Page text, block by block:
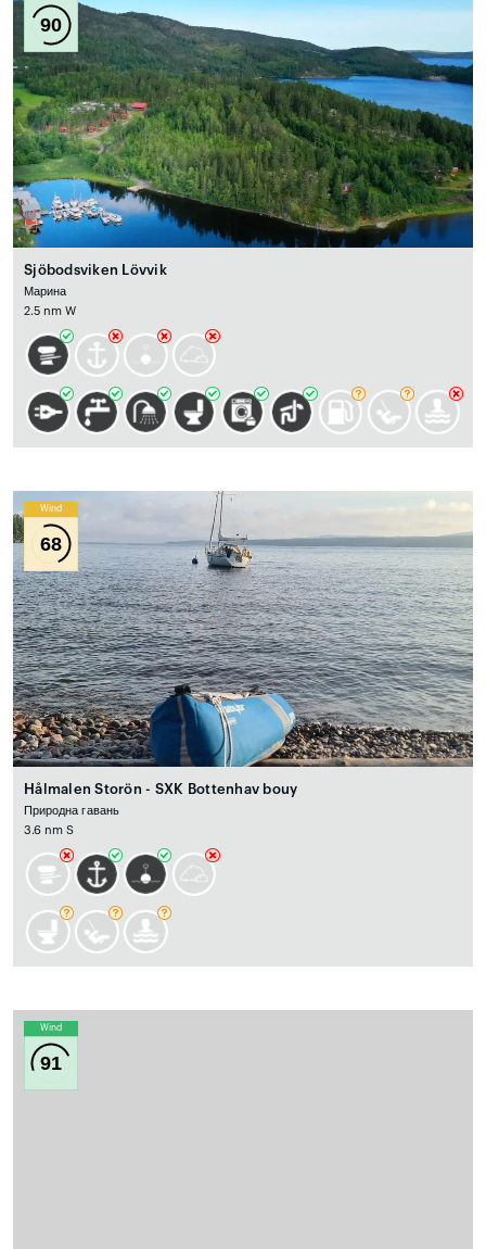
90
Sjöbodsviken Lövvik
Марина
2.5 nm W
Wind
68
Hålmalen Storön - SXK Bottenhav bouy
Природна гавань
3.6 nm S
Wind
91